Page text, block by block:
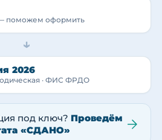
— поможем оформить
→
2026
· ФИС ФРДО
под ключ? Проведём
«СДАНО»